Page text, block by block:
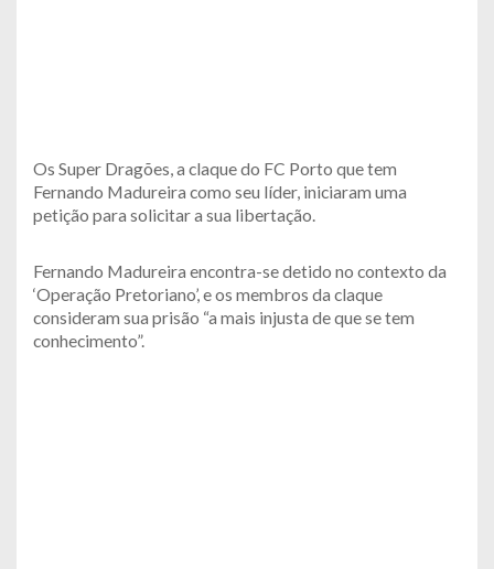
Os Super Dragões, a claque do FC Porto que tem
Fernando Madureira como seu líder, iniciaram uma
petição para solicitar a sua libertação.
Fernando Madureira encontra-se detido no contexto da
‘Operação Pretoriano’, e os membros da claque
consideram sua prisão “a mais injusta de que se tem
conhecimento”.